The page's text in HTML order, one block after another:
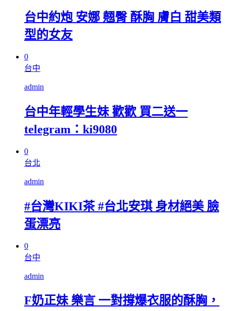
台中約炮 安娜 翹臀 酥胸 膚白 甜美類
型的女友
0
台中
admin
台中年輕學生妹 歡歡 買二送一
telegram：ki9080
0
台北
admin
#台灣KIKI茶 #台北安琪 身材絕美 臉
蛋漂亮
0
台中
admin
F奶正妹 樂言 一對撐爆衣服的酥胸，